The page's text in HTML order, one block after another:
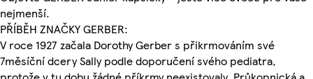
nejmenší.
PŘÍBĚH ZNAČKY GERBER:
V roce 1927 začala Dorothy Gerber s přikrmováním své
7měsíční dcery Sally podle doporučení svého pediatra,